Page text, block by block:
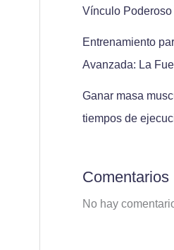
Vínculo Poderoso
Entrenamiento
Avanzada: La
Ganar masa
tiempos de
Comentarios
No hay